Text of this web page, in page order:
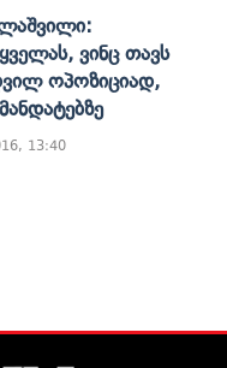
Ვინც Თავს
Ოპოზიციად,
13:40